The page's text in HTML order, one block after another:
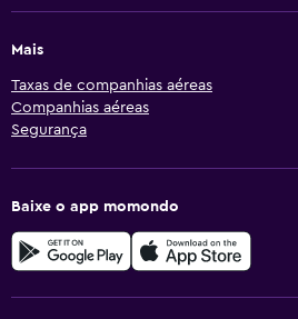
Mais
Taxas de companhias aéreas
Companhias aéreas
Segurança
Baixe o app momondo